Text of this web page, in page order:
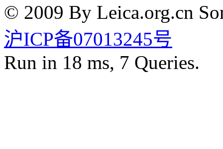
© 2009 By Leica.org.cn
沪ICP备07013245号
Run in 18 ms, 7 Queries.